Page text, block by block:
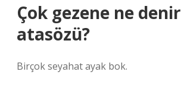
Çok gezene ne denir
atasözü?
Birçok seyahat ayak bok.